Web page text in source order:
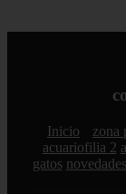
Inicio zona
acuariofilia 2
gatos novedades